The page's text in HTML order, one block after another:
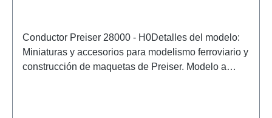
Conductor Preiser 28000 - H0Detalles del modelo:
Miniaturas y accesorios para modelismo ferroviario y
construcción de maquetas de Preiser. Modelo a